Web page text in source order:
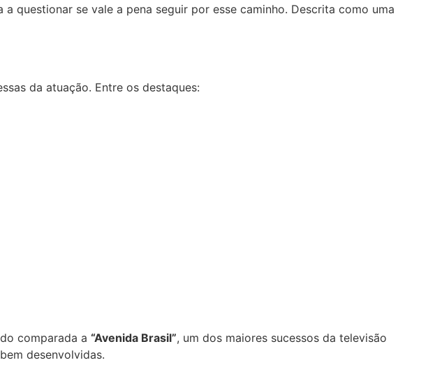
questionar se vale a pena seguir por esse caminho. Descrita como uma
da atuação. Entre os destaques:
comparada a “Avenida Brasil”, um dos maiores sucessos da televisão
desenvolvidas.